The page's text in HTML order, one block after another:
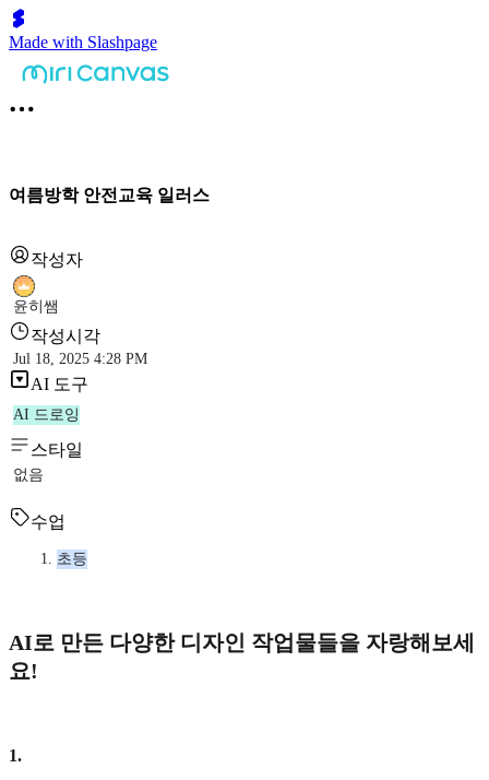
Made with Slashpage
여름방학 안전교육 일러스
작성자
윤히쌤
작성시각
Jul 18, 2025 4:28 PM
AI 도구
AI 드로잉
스타일
없음
수업
초등
AI로 만든 다양한 디자인 작업물들을 자랑해보세
요!
1.